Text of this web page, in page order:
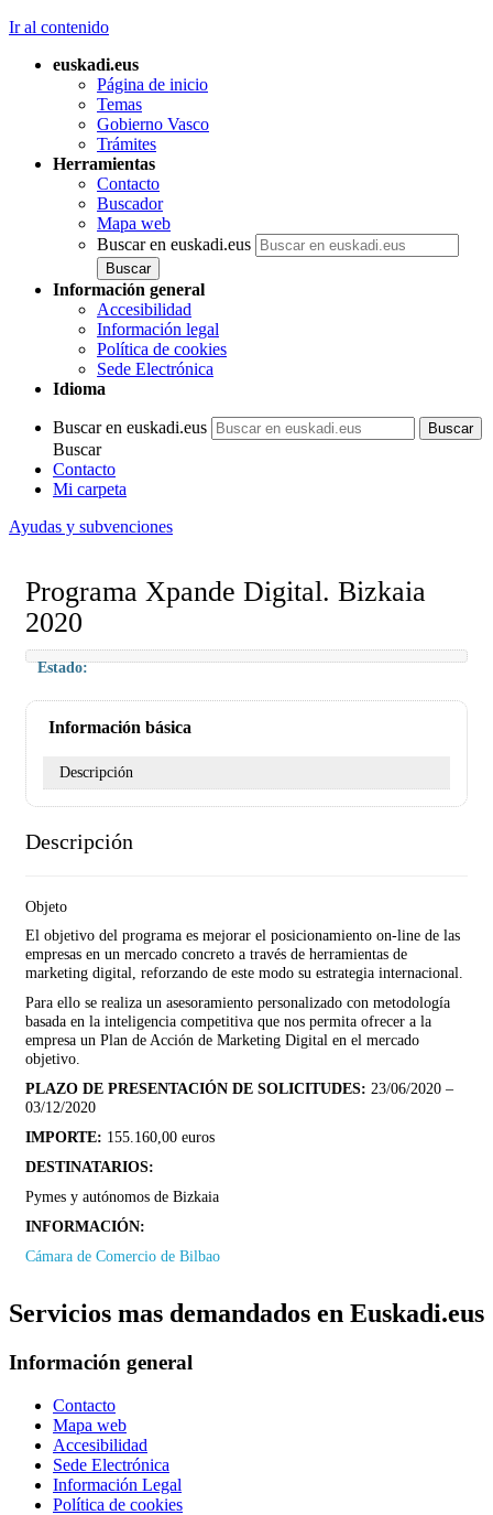
Ir al contenido
euskadi.eus
Página de inicio
Temas
Gobierno Vasco
Trámites
Herramientas
Contacto
Buscador
Mapa web
Buscar en euskadi.eus
Información general
Accesibilidad
Información legal
Política de cookies
Sede Electrónica
Idioma
Buscar en euskadi.eus
Buscar
Contacto
Mi carpeta
Ayudas y subvenciones
Programa Xpande Digital. Bizkaia
2020
Estado:
Información básica
Descripción
Descripción
Objeto
El objetivo del programa es mejorar el posicionamiento on-line de las
empresas en un mercado concreto a través de herramientas de
marketing digital, reforzando de este modo su estrategia internacional.
Para ello se realiza un asesoramiento personalizado con metodología
basada en la inteligencia competitiva que nos permita ofrecer a la
empresa un Plan de Acción de Marketing Digital en el mercado
objetivo.
PLAZO DE PRESENTACIÓN DE SOLICITUDES: 23/06/2020 –
03/12/2020
IMPORTE: 155.160,00 euros
DESTINATARIOS:
Pymes y autónomos de Bizkaia
INFORMACIÓN:
Cámara de Comercio de Bilbao
Servicios mas demandados en Euskadi.eus
Información general
Contacto
Mapa web
Accesibilidad
Sede Electrónica
Información Legal
Política de cookies